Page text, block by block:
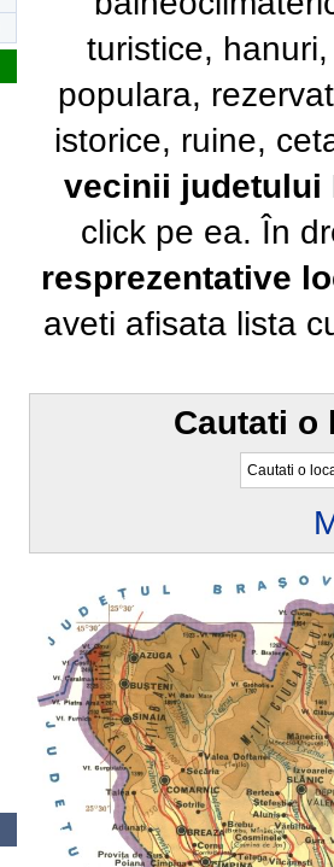
turistice,
populara,
istorice, ruine,
vecinii judetului
click pe ea. În
resprezentative
aveti afisata lista
Cautati o